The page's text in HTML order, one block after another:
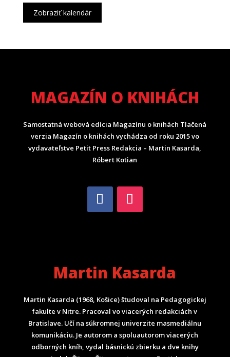
Zobraziť kalendár
MAGAZÍN O KNIHÁCH
Samostatná webová edícia Magazínu o knihách Tlačená
verzia Magazín o knihách vychádza od roku 2015 vo
vydavateľstve Petit Press Redakcia – Martin Kasarda,
Róbert Kotian
Martin Kasarda
Martin Kasarda (1968, Košice) študoval na Pedagogickej
fakulte v Nitre. Pracoval vo viacerých redakciách v
Bratislave. Učí na súkromnej univerzite masmediálnu
komunikáciu. Je autorom a spoluautorom viacerých
odborných kníh, vydal básnickú zbierku a dve knihy